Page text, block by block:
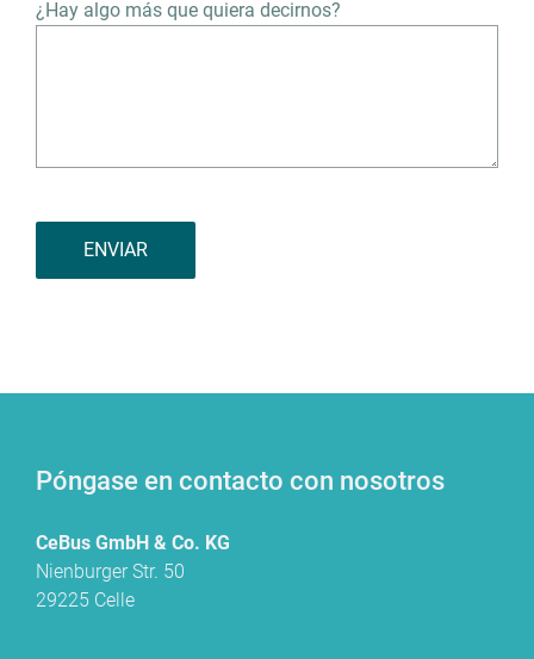
¿Hay algo más que quiera decirnos?
Póngase en contacto con nosotros
CeBus GmbH & Co. KG
Nienburger Str. 50
29225 Celle